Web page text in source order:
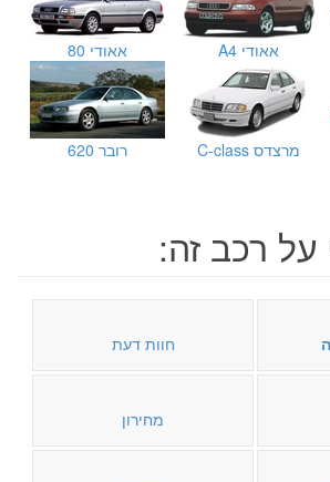
אאודי A4 אאודי 80
מרצדס C-class רובר 620
על רכב זה:
חוות דעת
מחירון